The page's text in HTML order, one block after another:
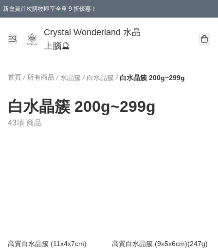
新會員首次購物即享全單 9 折優惠！
Crystal Wonderland 水晶
上腦🔮
首頁 / 所有商品 / 水晶簇 / 白水晶簇 / 白水晶簇 200g~299g
白水晶簇 200g~299g
43項 商品
高質白水晶簇 (11x4x7cm)
高質白水晶簇 (9x5x6cm)(247g)